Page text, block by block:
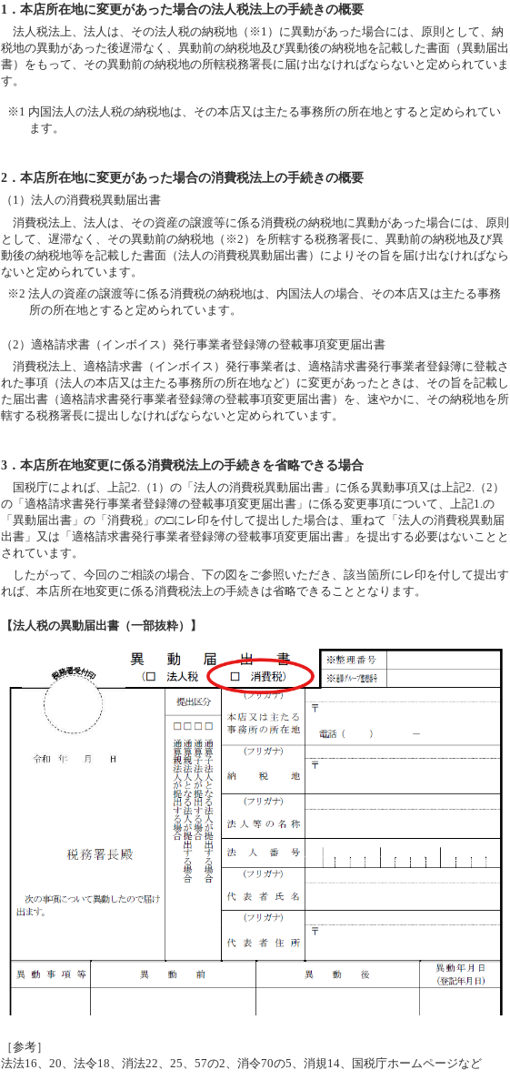
1．本店所在地に変更があった場合の法人税法上の手続きの概要
法人税法上、法人は、その法人税の納税地（※1）に異動があった場合には、原則として、納
税地の異動があった後遅滞なく、異動前の納税地及び異動後の納税地を記載した書面（異動届出
書）をもって、その異動前の納税地の所轄税務署長に届け出なければならないと定められていま
す。
※1 内国法人の法人税の納税地は、その本店又は主たる事務所の所在地とすると定められてい
ます。
2．本店所在地に変更があった場合の消費税法上の手続きの概要
（1）法人の消費税異動届出書
消費税法上、法人は、その資産の譲渡等に係る消費税の納税地に異動があった場合には、原則
として、遅滞なく、その異動前の納税地（※2）を所轄する税務署長に、異動前の納税地及び異
動後の納税地等を記載した書面（法人の消費税異動届出書）によりその旨を届け出なければなら
ないと定められています。
※2 法人の資産の譲渡等に係る消費税の納税地は、内国法人の場合、その本店又は主たる事務
所の所在地とすると定められています。
（2）適格請求書（インボイス）発行事業者登録簿の登載事項変更届出書
消費税法上、適格請求書（インボイス）発行事業者は、適格請求書発行事業者登録簿に登載さ
れた事項（法人の本店又は主たる事務所の所在地など）に変更があったときは、その旨を記載し
た届出書（適格請求書発行事業者登録簿の登載事項変更届出書）を、速やかに、その納税地を所
轄する税務署長に提出しなければならないと定められています。
3．本店所在地変更に係る消費税法上の手続きを省略できる場合
国税庁によれば、上記2.（1）の「法人の消費税異動届出書」に係る異動事項又は上記2.（2）
の「適格請求書発行事業者登録簿の登載事項変更届出書」に係る変更事項について、上記1.の
「異動届出書」の「消費税」の□にレ印を付して提出した場合は、重ねて「法人の消費税異動届
出書」又は「適格請求書発行事業者登録簿の登載事項変更届出書」を提出する必要はないことと
されています。
したがって、今回のご相談の場合、下の図をご参照いただき、該当箇所にレ印を付して提出す
れば、本店所在地変更に係る消費税法上の手続きは省略できることとなります。
【法人税の異動届出書（一部抜粋）】
［参考］
法法16、20、法令18、消法22、25、57の2、消令70の5、消規14、国税庁ホームページなど